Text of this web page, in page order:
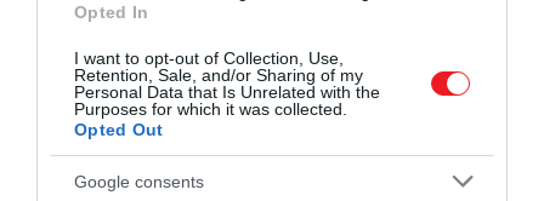
Opted In
I want to opt-out of Collection, Use,
Retention, Sale, and/or Sharing of my
Personal Data that Is Unrelated with the
Purposes for which it was collected.
Opted Out
Google consents
Pchelina-víztározó, Bulgária
stoyanh/Shutterstock
Görögországotleginkább a tengerparti strandjairól